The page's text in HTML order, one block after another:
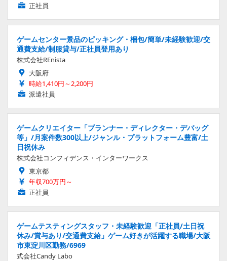
正社員
ゲームセンター景品のピッキング・梱包/簡単/未経験歓迎/交
通費支給/制服貸与/正社員登用あり
株式会社REnista
大阪府
時給1,410円～2,200円
派遣社員
ゲームクリエイター「プランナー・ディレクター・デバッグ
等」/月案件数300以上/ジャンル・プラットフォーム豊富/土
日祝休み
株式会社コンフィデンス・インターワークス
東京都
年収700万円～
正社員
ゲームテスティングスタッフ・未経験歓迎「正社員/土日祝
休み/賞与あり/交通費支給」ゲーム好きが活躍する職場/大阪
市東淀川区勤務/6969
式会社Candy Labo